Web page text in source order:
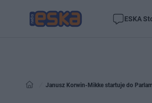
ESKA
Janusz Korwin-Mikke startuje do